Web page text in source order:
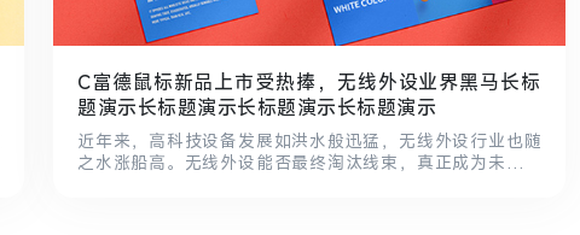
C富德鼠标新品上市受热捧，无线外设业界黑马长标
题演示长标题演示长标题演示长标题演示
近年来，高科技设备发展如洪水般迅猛，无线外设行业也随
之水涨船高。无线外设能否最终淘汰线束，真正成为未来的